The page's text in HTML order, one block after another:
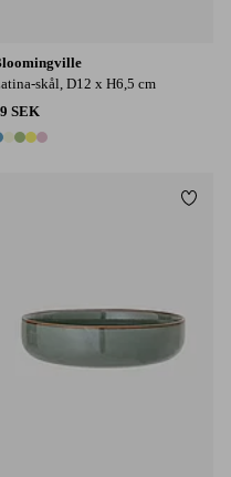
skål, D12 x H6,5 cm
SEK
färger
i favoriter